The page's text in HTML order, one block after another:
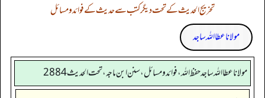
تخریج الحدیث کے تحت دیگر کتب سے حدیث کے فوائد و مسائل
مولانا عطا اللہ ساجد
مولانا عطا الله ساجد حفظ الله، فوائد و مسائل، سنن ابن ماجه، تحت الحديث2884